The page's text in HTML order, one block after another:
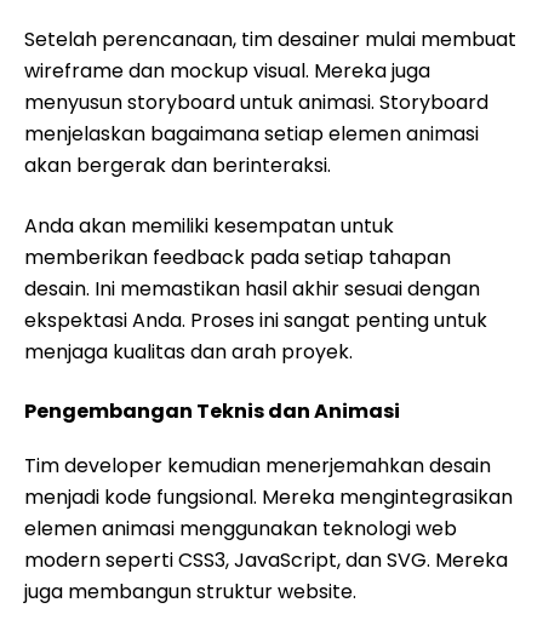
Setelah perencanaan, tim desainer mulai membuat
wireframe dan mockup visual. Mereka juga
menyusun storyboard untuk animasi. Storyboard
menjelaskan bagaimana setiap elemen animasi
akan bergerak dan berinteraksi.
Anda akan memiliki kesempatan untuk
memberikan feedback pada setiap tahapan
desain. Ini memastikan hasil akhir sesuai dengan
ekspektasi Anda. Proses ini sangat penting untuk
menjaga kualitas dan arah proyek.
Pengembangan Teknis dan Animasi
Tim developer kemudian menerjemahkan desain
menjadi kode fungsional. Mereka mengintegrasikan
elemen animasi menggunakan teknologi web
modern seperti CSS3, JavaScript, dan SVG. Mereka
juga membangun struktur website.